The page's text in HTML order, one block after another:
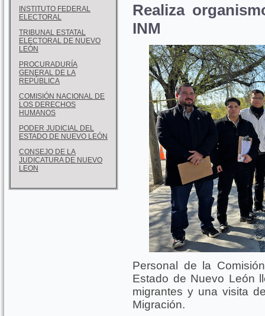
INSTITUTO FEDERAL
ELECTORAL
TRIBUNAL ESTATAL
ELECTORAL DE NUEVO
LEÓN
PROCURADURÍA
GENERAL DE LA
REPÚBLICA
COMISIÓN NACIONAL DE
LOS DERECHOS
HUMANOS
PODER JUDICIAL DEL
ESTADO DE NUEVO LEÓN
CONSEJO DE LA
JUDICATURA DE NUEVO
LEON
Realiza
INM
Personal de la
Estado de Nuevo León
migrantes y una visita
Migración.